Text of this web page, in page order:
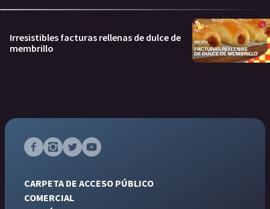
Irresistibles facturas rellenas de dulce de
membrillo
CARPETA DE ACCESO PÚBLICO
COMERCIAL